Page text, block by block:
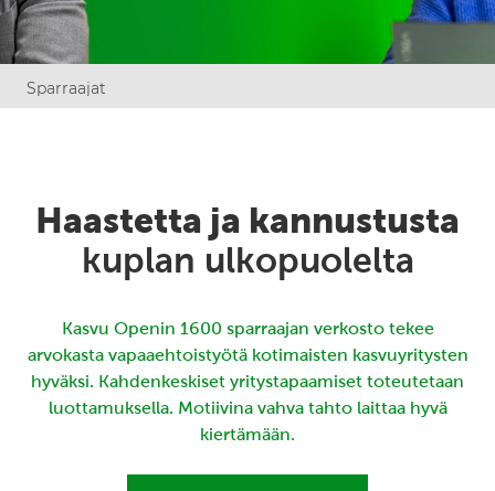
Sparraajat
Haastetta ja kannustusta
kuplan ulkopuolelta
Kasvu Openin 1600 sparraajan verkosto tekee
arvokasta vapaaehtoistyötä kotimaisten kasvuyritysten
hyväksi. Kahdenkeskiset yritystapaamiset toteutetaan
luottamuksella. Motiivina vahva tahto laittaa hyvä
kiertämään.